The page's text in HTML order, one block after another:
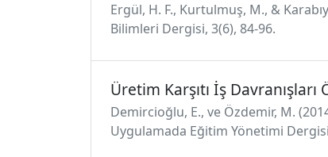
Ergül, H. F., Kurtulmuş, M., &
Bilimleri Dergisi, 3(6), 84-96.
Üretim Karşıtı İş Davranışları
Demircioğlu, E., ve Özdemir, M.
Uygulamada Eğitim Yönetimi